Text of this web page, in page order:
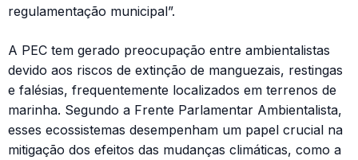
regulamentação municipal”.
A PEC tem gerado preocupação entre ambientalistas
devido aos riscos de extinção de manguezais, restingas
e falésias, frequentemente localizados em terrenos de
marinha. Segundo a Frente Parlamentar Ambientalista,
esses ecossistemas desempenham um papel crucial na
mitigação dos efeitos das mudanças climáticas, como a